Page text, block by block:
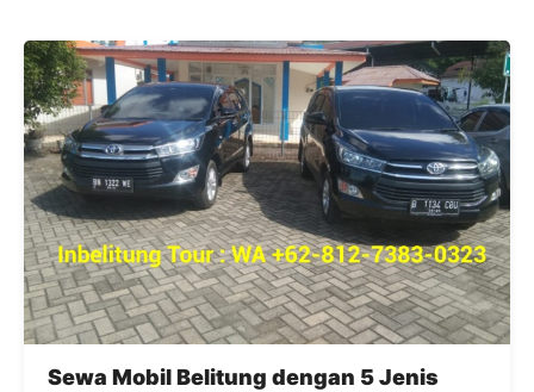
Sewa Mobil Belitung dengan 5 Jenis